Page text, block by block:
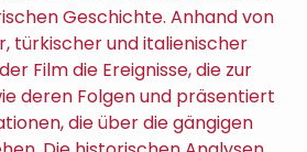
Geschichte. Anhand von
türkischer und italienischer
Film die Ereignisse, die zur
deren Folgen und präsentiert
die über die gängigen